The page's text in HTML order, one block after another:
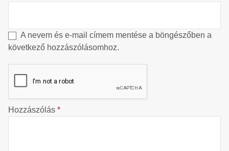
A nevem és e-mail címem mentése a böngészőben a
következő hozzászólásomhoz.
Hozzászólás *